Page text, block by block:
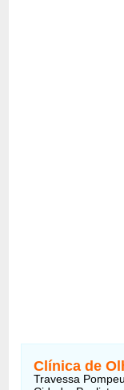
Clínica de
Travessa